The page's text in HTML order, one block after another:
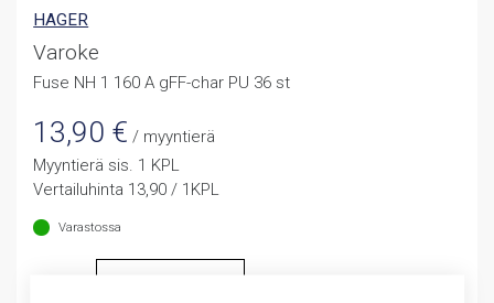
HAGER
Varoke
Fuse NH 1 160 A gFF-char PU 36 st
13,90 € / myyntierä
Myyntierä sis. 1 KPL
Vertailuhinta 13,90 / 1KPL
Varastossa